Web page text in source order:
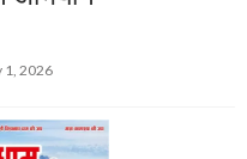
1, 2026